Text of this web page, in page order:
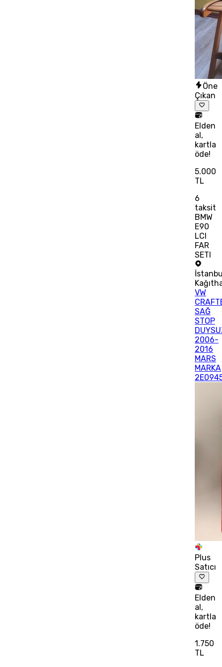
Öne
Çıkan
Elden
al,
kartla
öde!
5.000
TL
6
taksit
BMW
E90
LCI
FAR
SETI
VW
SAĞ
STOP
2006-
2016
MARS
MARKA
Plus
Satıcı
Elden
al,
kartla
öde!
1.750
TL